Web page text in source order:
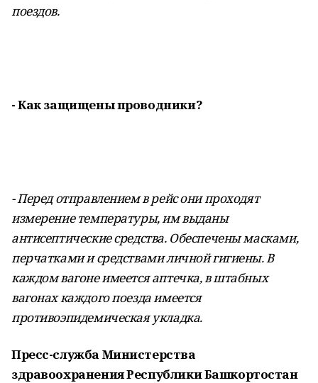
поездов.
- Как защищены проводники?
- Перед отправлением в рейс они проходят
измерение температуры, им выданы
антисептические средства. Обеспечены масками,
перчатками и средствами личной гигиены. В
каждом вагоне имеется аптечка, в штабных
вагонах каждого поезда имеется
противоэпидемическая укладка.
Пресс-служба Министерства
здравоохранения Республики Башкортостан